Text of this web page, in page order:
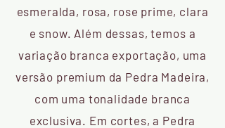
esmeralda, rosa, rose prime, clara
e snow. Além dessas, temos a
variação branca exportação, uma
versão premium da Pedra Madeira,
com uma tonalidade branca
exclusiva. Em cortes, a Pedra